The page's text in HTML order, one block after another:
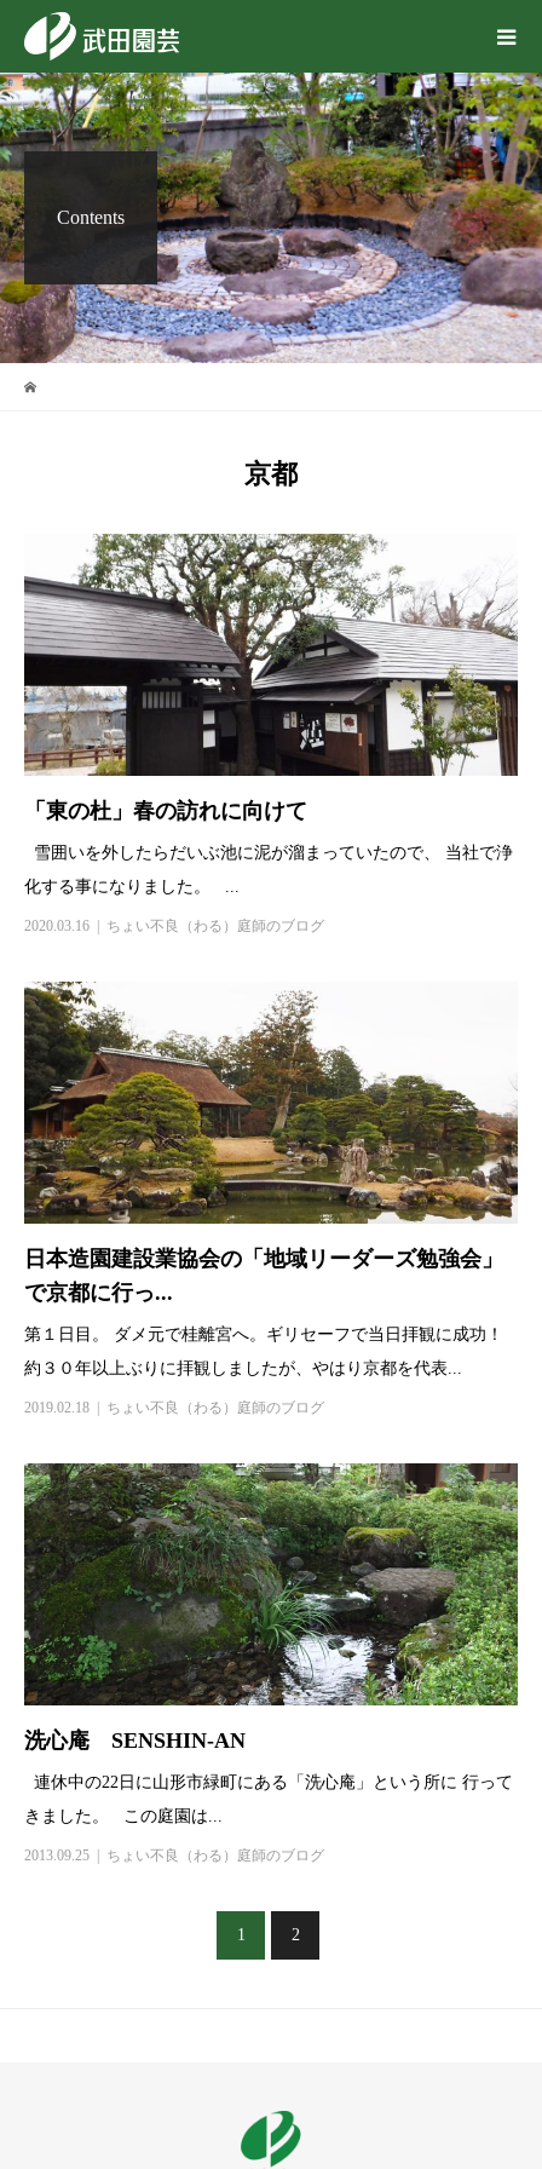
Contents
京都
「東の杜」春の訪れに向けて
雪囲いを外したらだいぶ池に泥が溜まっていたので、 当社で浄
化する事になりました。 ...
2020.03.16 ちょい不良（わる）庭師のブログ
日本造園建設業協会の「地域リーダーズ勉強会」
で京都に行っ...
第１日目。 ダメ元で桂離宮へ。ギリセーフで当日拝観に成功！
約３０年以上ぶりに拝観しましたが、やはり京都を代表...
2019.02.18 ちょい不良（わる）庭師のブログ
洗心庵 SENSHIN-AN
連休中の22日に山形市緑町にある「洗心庵」という所に 行って
きました。 この庭園は...
2013.09.25 ちょい不良（わる）庭師のブログ
1 2